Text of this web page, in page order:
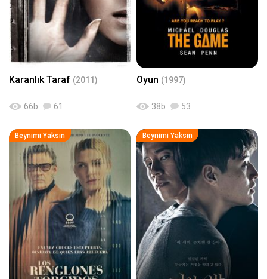
Karanlık Taraf (2011)
66b 61
Oyun (1997)
38b 53
Beynimi Yaksın Beynimi Yaksın